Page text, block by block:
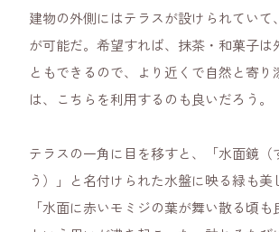
建物の外側にはテラスが設けられていて
が可能だ。希望すれば、抹茶・和菓子は
ともできるので、より近くで自然と寄り
は、こちらを利用するのも良いだろう。
テラスの一角に目を移すと、「水面鏡（
う）」と名付けられた水盤に映る緑も美
「水面に赤いモミジの葉が舞い散る頃も